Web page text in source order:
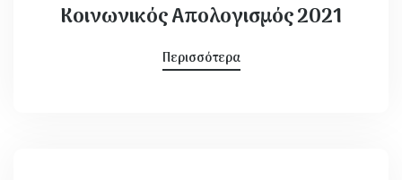
Κοινωνικός Απολογισμός 2021
Περισσότερα